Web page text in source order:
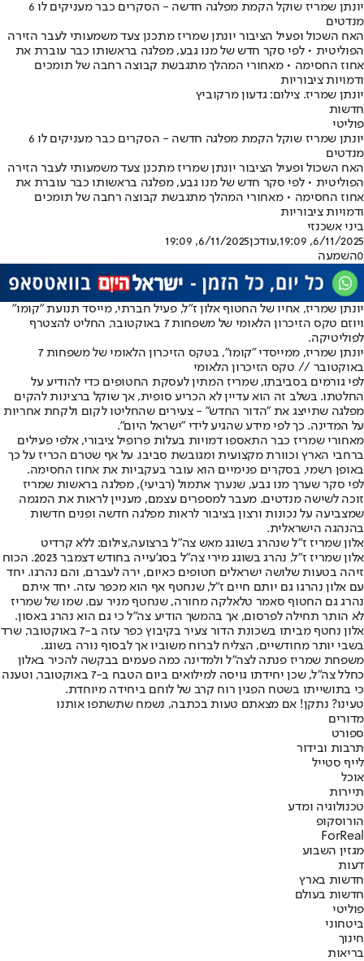
יונתן שמריז שוקל הקמת מפלגה חדשה - הסקרים כבר מעניקים לו 6
מנדטים
האח השכול ופעיל הציבור יונתן שמריז מתכנן צעד משמעותי לעבר הזירה
הפוליטית • לפי סקר חדש של מנו גבע, מפלגה בראשותו כבר עוברת את
אחוז החסימה • מאחורי המהלך מתגבשת קבוצה רחבה של תומכים
ודמויות ציבוריות
יונתן שמריז. צילום: גדעון מרקוביץ
חדשות
פוליטי
יונתן שמריז שוקל הקמת מפלגה חדשה - הסקרים כבר מעניקים לו 6
מנדטים
האח השכול ופעיל הציבור יונתן שמריז מתכנן צעד משמעותי לעבר הזירה
הפוליטית • לפי סקר חדש של מנו גבע, מפלגה בראשותו כבר עוברת את
אחוז החסימה • מאחורי המהלך מתגבשת קבוצה רחבה של תומכים
ודמויות ציבוריות
ביני אשכנזי
6/11/2025, 19:09
,עודכן6/11/2025, 19:09
0השמעה
יונתן שמריז, אחיו של החטוף אלון ז"ל, פעיל חברתי, מייסד תנועת "קומו"
ויוזם טקס הזיכרון הלאומי של משפחות 7 באוקטובר, החליט להצטרף
לפוליטיקה.
יונתן שמריז, ממייסדי ״קומו״, בטקס הזיכרון הלאומי של משפחות 7
באוקטובר // טקס הזיכרון הלאומי
לפי גורמים בסביבתו, שמריז המתין לעסקת החטופים כדי להודיע על
החלטתו. בשלב זה הוא עדיין לא הכריע סופית, אך שוקל ברצינות להקים
מפלגה שתייצג את "הדור החדש" - צעירים שהחליטו לקום ולקחת אחריות
על המדינה. כך לפי מידע שהגיע לידי "ישראל היום".
מאחורי שמריז כבר התאספו דמויות בעלות פרופיל ציבורי, אלפי פעילים
ברחבי הארץ וכוורת מקצועית ומגובשת סביבו. על אף שטרם הכריז על כך
באופן רשמי, בסקרים פנימיים הוא עובר בעקביות את אחוז החסימה.
לפי סקר שערך מנו גבע, שנערך אתמול (רביעי), מפלגה בראשות שמריז
זוכה לשישה מנדטים. מעבר למספרים עצמם, מעניין לראות את המגמה
שמצביעה על נכונות ורצון בציבור לראות מפלגה חדשה ופנים חדשות
בהנהגה הישראלית.
אלון שמריז ז"ל שנהרג בשוגג מאש צה"ל ברצועה,צילום: ללא קרדיט
אלון שמריז ז"ל, נהרג בשוגג מירי צה״ל בסג'עייה בחודש דצמבר 2023. הכוח
זיהה בטעות שלושה ישראלים חטופים כאיום, ירה לעברם, והם נהרגו. יחד
עם אלון נהרגו גם יותם חיים ז"ל, שנחטף אף הוא מכפר עזה. יחד איתם
נהרג גם החטוף סאמר טלאלקה מחורה, שנחטף מניר עם. שמו של שמריז
לא הותר תחילה לפרסום, אך בהמשך הודיע צה"ל כי גם הוא נהרג באסון.
אלון נחטף מביתו בשכונת הדור צעיר בקיבוץ כפר עזה ב-7 באוקטובר, שרד
בשבי יותר מחודשיים, הצליח לברוח משוביו אך לבסוף נורה בשוגג.
משפחת שמריז פנתה לצה"ל ולמדינה כמה פעמים בבקשה להכיר באלון
כחלל צה"ל, שכן יחידתו גויסה למילואים ביום הטבח ב-7 באוקטובר, וטענה
כי בתושייתו בשטח הפגין רוח קרב של לוחם ביחידה מיוחדת.
טעינו? נתקן! אם מצאתם טעות בכתבה, נשמח שתשתפו אותנו
מדורים
ספורט
תרבות ובידור
לייף סטייל
אוכל
תיירות
טכנולוגיה ומדע
הורוסקופ
ForReal
מגזין השבוע
דעות
חדשות בארץ
חדשות בעולם
פוליטי
ביטחוני
חינוך
בריאות